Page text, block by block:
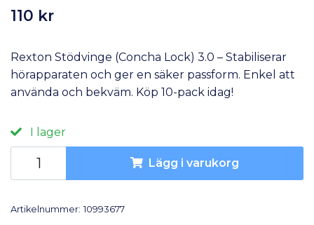
110 kr
Rexton Stödvinge (Concha Lock) 3.0 – Stabiliserar
hörapparaten och ger en säker passform. Enkel att
använda och bekväm. Köp 10-pack idag!
I lager
Lägg i varukorg
Artikelnummer: 10993677